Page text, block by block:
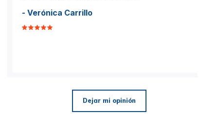
- Verónica Carrillo
Dejar mi opinión